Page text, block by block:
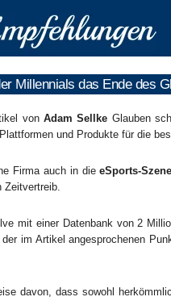
Millennials das Ende des
von Adam Sellke Glauben
und Produkte für die
Firma auch in dieeSports-Szene
Zeitvertreib.
mit einer Datenbank von 2
im Artikel angesprochenen
davon, dass sowohl